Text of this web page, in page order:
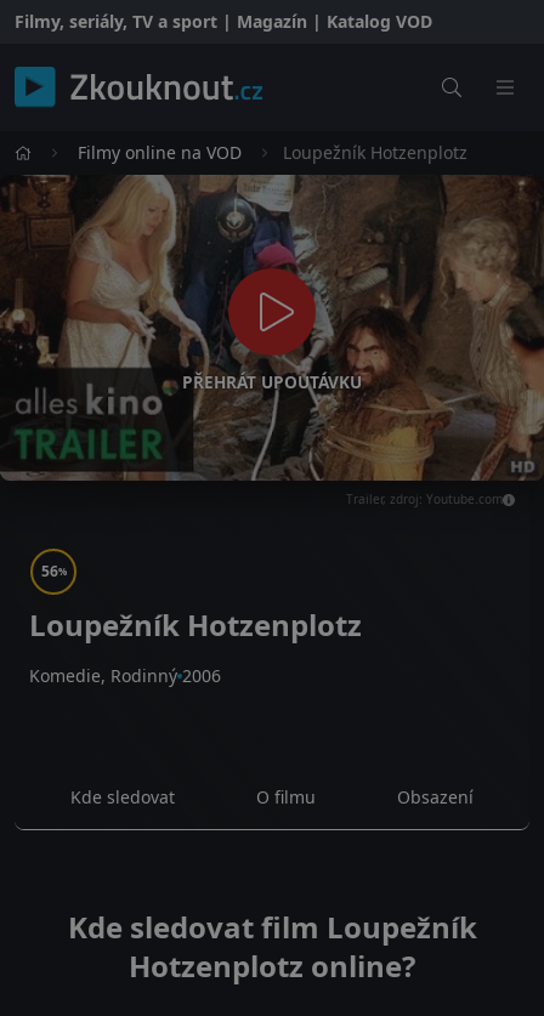
Filmy, seriály, TV a sport | Magazín | Katalog VOD
Filmy online na VOD Loupežník Hotzenplotz
PŘEHRÁT UPOUTÁVKU
Trailer, zdroj: Youtube.com
56%
Loupežník Hotzenplotz
Komedie, Rodinný 2006
Kde sledovat O filmu Obsazení
Kde sledovat film Loupežník
Hotzenplotz online?